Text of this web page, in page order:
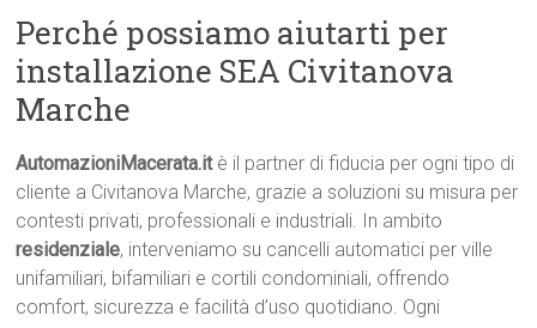
Perché possiamo aiutarti per
installazione SEA Civitanova
Marche
AutomazioniMacerata.itè il partner di fiducia per ogni tipo di
cliente a Civitanova Marche, grazie a soluzioni su misura per
contesti privati, professionali e industriali. In ambito
residenziale, interveniamo su cancelli automatici per ville
unifamiliari, bifamiliari e cortili condominiali, offrendo
comfort, sicurezza e facilità d’uso quotidiano. Ogni